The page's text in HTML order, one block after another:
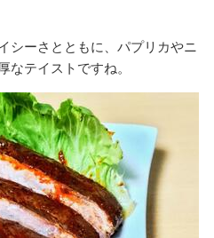
シーさとともに、パプリカやニ
なテイストですね。